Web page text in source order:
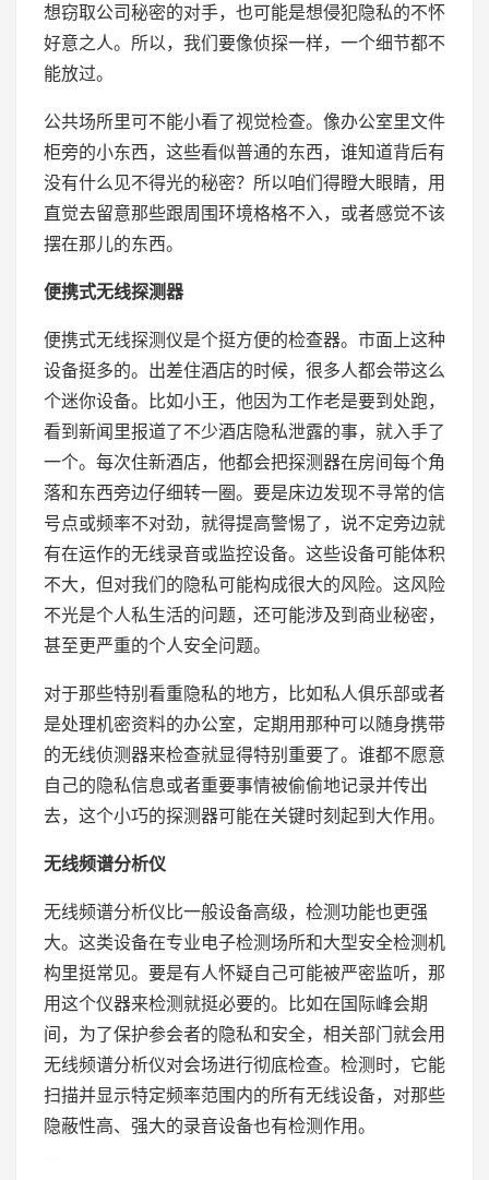
想窃取公司秘密的对手，也可能是想侵犯隐私的不怀
好意之人。所以，我们要像侦探一样，一个细节都不
能放过。
公共场所里可不能小看了视觉检查。像办公室里文件
柜旁的小东西，这些看似普通的东西，谁知道背后有
没有什么见不得光的秘密？所以咱们得瞪大眼睛，用
直觉去留意那些跟周围环境格格不入，或者感觉不该
摆在那儿的东西。
便携式无线探测器
便携式无线探测仪是个挺方便的检查器。市面上这种
设备挺多的。出差住酒店的时候，很多人都会带这么
个迷你设备。比如小王，他因为工作老是要到处跑，
看到新闻里报道了不少酒店隐私泄露的事，就入手了
一个。每次住新酒店，他都会把探测器在房间每个角
落和东西旁边仔细转一圈。要是床边发现不寻常的信
号点或频率不对劲，就得提高警惕了，说不定旁边就
有在运作的无线录音或监控设备。这些设备可能体积
不大，但对我们的隐私可能构成很大的风险。这风险
不光是个人私生活的问题，还可能涉及到商业秘密，
甚至更严重的个人安全问题。
对于那些特别看重隐私的地方，比如私人俱乐部或者
是处理机密资料的办公室，定期用那种可以随身携带
的无线侦测器来检查就显得特别重要了。谁都不愿意
自己的隐私信息或者重要事情被偷偷地记录并传出
去，这个小巧的探测器可能在关键时刻起到大作用。
无线频谱分析仪
无线频谱分析仪比一般设备高级，检测功能也更强
大。这类设备在专业电子检测场所和大型安全检测机
构里挺常见。要是有人怀疑自己可能被严密监听，那
用这个仪器来检测就挺必要的。比如在国际峰会期
间，为了保护参会者的隐私和安全，相关部门就会用
无线频谱分析仪对会场进行彻底检查。检测时，它能
扫描并显示特定频率范围内的所有无线设备，对那些
隐蔽性高、强大的录音设备也有检测作用。